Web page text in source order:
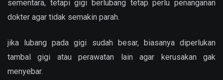
sementara, tetapi gigi berlubang tetap perlu penanganan
dokter agar tidak semakin parah.
jika lubang pada gigi sudah besar, biasanya diperlukan
tambal gigi atau perawatan lain agar kerusakan gak
menyebar.